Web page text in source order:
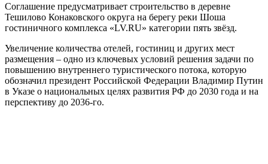
Соглашение предусматривает строительство в деревне
Тешилово Конаковского округа на берегу реки Шоша
гостиничного комплекса «LV.RU» категории пять звёзд.
Увеличение количества отелей, гостиниц и других мест
размещения – одно из ключевых условий решения задачи по
повышению внутреннего туристического потока, которую
обозначил президент Российской Федерации Владимир Путин
в Указе о национальных целях развития РФ до 2030 года и на
перспективу до 2036-го.